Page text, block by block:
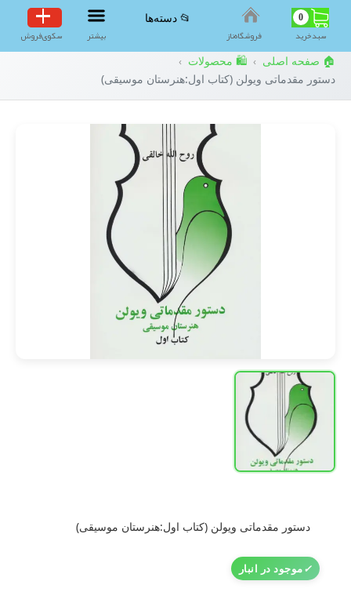
0
سبد‌خرید فروشگاه‌ناز
📂 دسته‌ها
بیشتر سکوی‌فروش
🏠 صفحه اصلی › 🛍️ محصولات ›
دستور مقدماتی ویولن (کتاب اول:هنرستان موسیقی)
دستور مقدماتی ویولن (کتاب اول:هنرستان موسیقی)
✓موجود در انبار